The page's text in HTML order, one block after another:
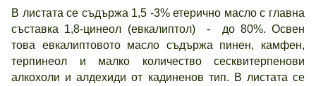
В листата се съдържа 1,5 -3% етерично масло с главна
съставка 1,8-цинеол (евкалиптол) - до 80%. Освен
това евкалиптовото масло съдържа пинен, камфен,
терпинеол и малко количество сесквитерпенови
алкохоли и алдехиди от кадиненов тип. В листата се